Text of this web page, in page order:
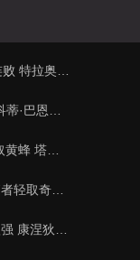
文·卡特20+8
凯罗14中3
查德28+6+6
卡马拉23+7
克 全场集锦